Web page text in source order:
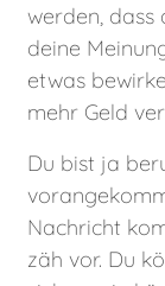
werden, dass
deine
etwas
mehr Geld
Du bist ja
Nachricht
zäh vor. Du